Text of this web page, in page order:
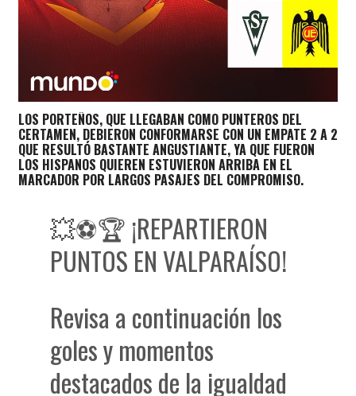
LOS PORTEÑOS, QUE LLEGABAN COMO PUNTEROS DEL
CERTAMEN, DEBIERON CONFORMARSE CON UN EMPATE 2 A 2
QUE RESULTÓ BASTANTE ANGUSTIANTE, YA QUE FUERON
LOS HISPANOS QUIEREN ESTUVIERON ARRIBA EN EL
MARCADOR POR LARGOS PASAJES DEL COMPROMISO.
💥⚽🏆 ¡REPARTIERON
PUNTOS EN VALPARAÍSO!
Revisa a continuación los
goles y momentos
destacados de la igualdad